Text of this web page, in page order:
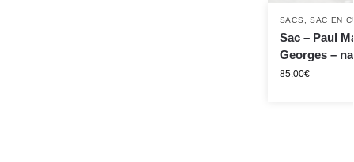
SACS SAC EN
Sac – Paul
Georges –
85.00€